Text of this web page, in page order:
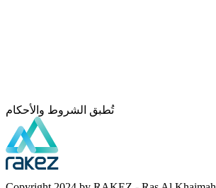
تُطبق الشروط والأحكام